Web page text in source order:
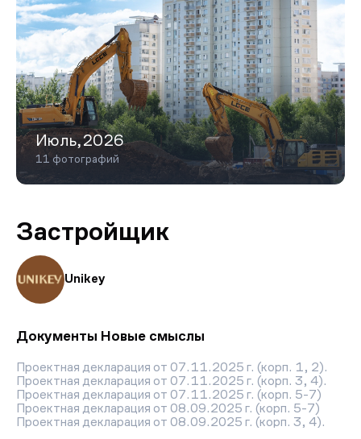
Июль,2026
11 фотографий
Застройщик
Unikey
Документы Новые смыслы
Проектная декларация от 07.11.2025 г. (корп. 1, 2).
Проектная декларация от 07.11.2025 г. (корп. 3, 4).
Проектная декларация от 07.11.2025 г. (корп. 5-7)
Проектная декларация от 08.09.2025 г. (корп. 5-7)
Проектная декларация от 08.09.2025 г. (корп. 3, 4).